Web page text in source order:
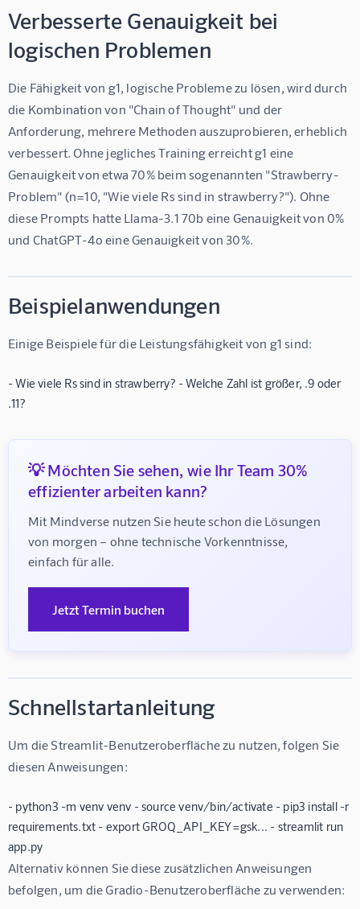
Verbesserte Genauigkeit bei
logischen Problemen
Die Fähigkeit von g1, logische Probleme zu lösen, wird durch
die Kombination von "Chain of Thought" und der
Anforderung, mehrere Methoden auszuprobieren, erheblich
verbessert. Ohne jegliches Training erreicht g1 eine
Genauigkeit von etwa 70% beim sogenannten "Strawberry-
Problem" (n=10, "Wie viele Rs sind in strawberry?"). Ohne
diese Prompts hatte Llama-3.1 70b eine Genauigkeit von 0%
und ChatGPT-4o eine Genauigkeit von 30%.
Beispielanwendungen
Einige Beispiele für die Leistungsfähigkeit von g1 sind:
- Wie viele Rs sind in strawberry? - Welche Zahl ist größer, .9 oder
.11?
💡 Möchten Sie sehen, wie Ihr Team 30%
effizienter arbeiten kann?
Mit Mindverse nutzen Sie heute schon die Lösungen
von morgen – ohne technische Vorkenntnisse,
einfach für alle.
Jetzt Termin buchen
Schnellstartanleitung
Um die Streamlit-Benutzeroberfläche zu nutzen, folgen Sie
diesen Anweisungen:
- python3 -m venv venv - source venv/bin/activate - pip3 install -r
requirements.txt - export GROQ_API_KEY=gsk... - streamlit run
app.py
Alternativ können Sie diese zusätzlichen Anweisungen
befolgen, um die Gradio-Benutzeroberfläche zu verwenden: